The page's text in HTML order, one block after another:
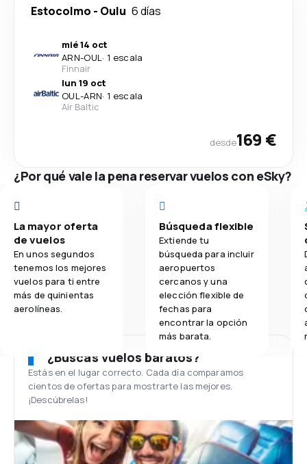
Estocolmo - Oulu 6 días
mié 14 oct
ARN-OUL· 1 escala
Finnair
lun 19 oct
OUL-ARN· 1 escala
Air Baltic
desde169 €
¿Por qué vale la pena reservar vuelos con eSky?
La mayor oferta
de vuelos
En unos segundos
tenemos los mejores
vuelos para ti entre
más de quinientas
aerolíneas.
Búsqueda flexible
Extiende tu
búsqueda para incluir
aeropuertos
cercanos y una
elección flexible de
fechas para
encontrar la opción
más barata.
¿Buscas vuelos baratos?
Estás en el lugar correcto. Cada día comparamos
cientos de ofertas para mostrarte las mejores.
¡Descúbrelas!